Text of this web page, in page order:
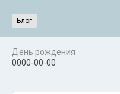
Блог
День рождения
0000-00-00